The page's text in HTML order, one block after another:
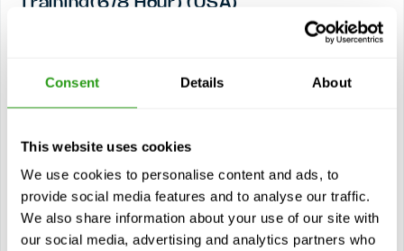
Consent Details About
This website uses cookies
We use cookies to personalise content and ads, to
provide social media features and to analyse our traffic.
We also share information about your use of our site with
our social media, advertising and analytics partners who
Training(6/8 Hour) (USA)
NFPA 70E steht für den Standard for Electrical Safety in
Arbeitsplatz) und ist für Aufsichtspersonen,
Elektroarbeiter und...
$ab199,00
Zertifizierung(en)
Electrical Qualified Person - NFPA 70E - 8 Hour
3 Jahre Gültigkeit